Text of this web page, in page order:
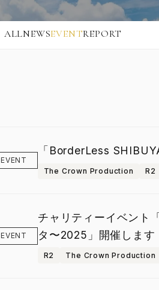
ALLNEWSEVENTREPORT
EVENT
「BorderLess
The Crown Production R2
EVENT
チャリティーイベント
タ〜2025」開催します
R2 The Crown Production